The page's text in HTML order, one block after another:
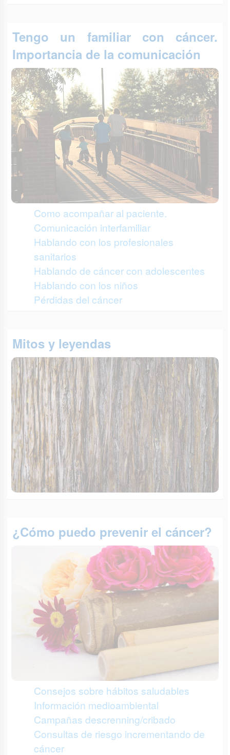
Tengo un familiar con cáncer.
Importancia de la comunicación
Como acompañar al paciente.
Comunicación interfamiliar
Hablando con los profesionales
sanitarios
Hablando de cáncer con adolescentes
Hablando con los niños
Pérdidas del cáncer
Mitos y leyendas
¿Cómo puedo prevenir el cáncer?
Consejos sobre hábitos saludables
Información medioambiental
Campañas descrenning/cribado
Consultas de riesgo incrementando de
cáncer